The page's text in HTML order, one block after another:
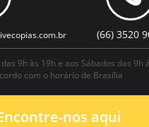
(66) 3520
9h às 19h e aos Sábados das 9h
com o horário de Brasília
nos aqui